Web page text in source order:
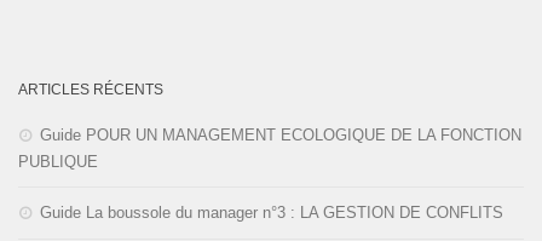
ARTICLES RÉCENTS
Guide POUR UN MANAGEMENT ECOLOGIQUE DE LA FONCTION
PUBLIQUE
Guide La boussole du manager n°3 : LA GESTION DE CONFLITS